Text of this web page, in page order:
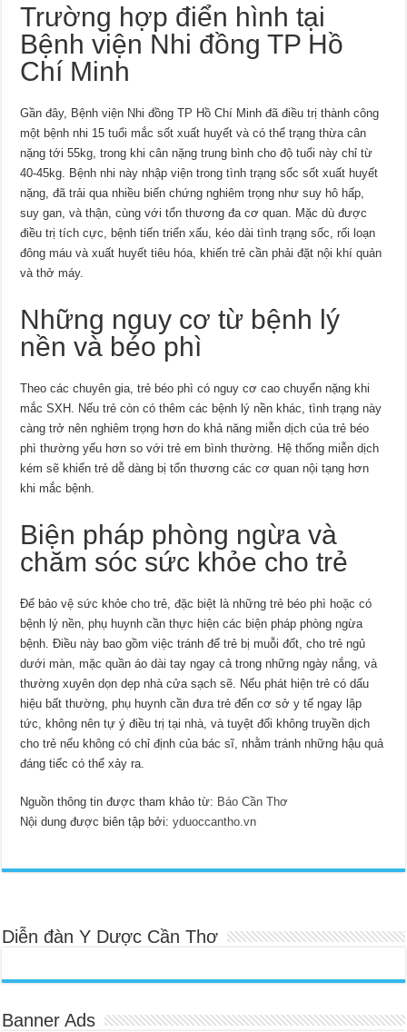
Trường hợp điển hình tại
Bệnh viện Nhi đồng TP Hồ
Chí Minh
Gần đây, Bệnh viện Nhi đồng TP Hồ Chí Minh đã điều trị thành công
một bệnh nhi 15 tuổi mắc sốt xuất huyết và có thể trạng thừa cân
nặng tới 55kg, trong khi cân nặng trung bình cho độ tuổi này chỉ từ
40-45kg. Bệnh nhi này nhập viện trong tình trạng sốc sốt xuất huyết
nặng, đã trải qua nhiều biến chứng nghiêm trọng như suy hô hấp,
suy gan, và thận, cùng với tổn thương đa cơ quan. Mặc dù được
điều trị tích cực, bệnh tiến triển xấu, kéo dài tình trạng sốc, rối loạn
đông máu và xuất huyết tiêu hóa, khiến trẻ cần phải đặt nội khí quản
và thở máy.
Những nguy cơ từ bệnh lý
nền và béo phì
Theo các chuyên gia, trẻ béo phì có nguy cơ cao chuyển nặng khi
mắc SXH. Nếu trẻ còn có thêm các bệnh lý nền khác, tình trạng này
càng trở nên nghiêm trọng hơn do khả năng miễn dịch của trẻ béo
phì thường yếu hơn so với trẻ em bình thường. Hệ thống miễn dịch
kém sẽ khiến trẻ dễ dàng bị tổn thương các cơ quan nội tạng hơn
khi mắc bệnh.
Biện pháp phòng ngừa và
chăm sóc sức khỏe cho trẻ
Để bảo vệ sức khỏe cho trẻ, đặc biệt là những trẻ béo phì hoặc có
bệnh lý nền, phụ huynh cần thực hiện các biện pháp phòng ngừa
bệnh. Điều này bao gồm việc tránh để trẻ bị muỗi đốt, cho trẻ ngủ
dưới màn, mặc quần áo dài tay ngay cả trong những ngày nắng, và
thường xuyên dọn dẹp nhà cửa sạch sẽ. Nếu phát hiện trẻ có dấu
hiệu bất thường, phụ huynh cần đưa trẻ đến cơ sở y tế ngay lập
tức, không nên tự ý điều trị tại nhà, và tuyệt đối không truyền dịch
cho trẻ nếu không có chỉ định của bác sĩ, nhằm tránh những hậu quả
đáng tiếc có thể xảy ra.
Nguồn thông tin được tham khảo từ: Báo Cần Thơ
Nội dung được biên tập bởi:yduoccantho.vn
Diễn đàn Y Dược Cần Thơ
Banner Ads